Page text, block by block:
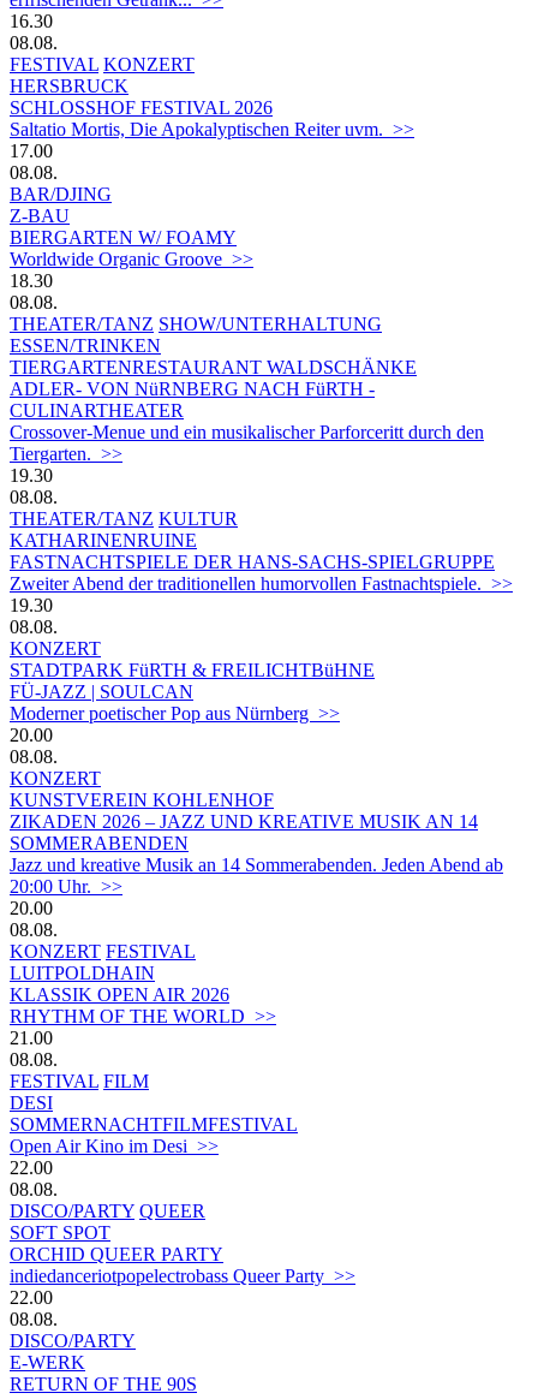
16.30
08.08.
FESTIVAL KONZERT
HERSBRUCK
SCHLOSSHOF FESTIVAL 2026
Saltatio Mortis, Die Apokalyptischen Reiter uvm. >>
17.00
08.08.
BAR/DJING
Z-BAU
BIERGARTEN W/ FOAMY
Worldwide Organic Groove >>
18.30
08.08.
THEATER/TANZ SHOW/UNTERHALTUNG
ESSEN/TRINKEN
TIERGARTEN­RESTAURANT WALDSCHÄNKE
ADLER- VON NüRNBERG NACH FüRTH -
CULINARTHEATER
Crossover-Menue und ein musikalischer Parforceritt durch den
Tiergarten. >>
19.30
08.08.
THEATER/TANZ KULTUR
KATHARINENRUINE
FASTNACHTSPIELE DER HANS-SACHS-SPIELGRUPPE
Zweiter Abend der traditionellen humorvollen Fastnachtspiele. >>
19.30
08.08.
KONZERT
STADTPARK FüRTH & FREILICHTBüHNE
FÜ-JAZZ | SOULCAN
Moderner poetischer Pop aus Nürnberg >>
20.00
08.08.
KONZERT
KUNSTVEREIN KOHLENHOF
ZIKADEN 2026 – JAZZ UND KREATIVE MUSIK AN 14
SOMMERABENDEN
Jazz und kreative Musik an 14 Sommerabenden. Jeden Abend ab
20:00 Uhr. >>
20.00
08.08.
KONZERT FESTIVAL
LUITPOLDHAIN
KLASSIK OPEN AIR 2026
RHYTHM OF THE WORLD >>
21.00
08.08.
FESTIVAL FILM
DESI
SOMMERNACHTFILMFESTIVAL
Open Air Kino im Desi >>
22.00
08.08.
DISCO/PARTY QUEER
SOFT SPOT
ORCHID QUEER PARTY
indiedanceriotpopelectrobass Queer Party >>
22.00
08.08.
DISCO/PARTY
E-WERK
RETURN OF THE 90S